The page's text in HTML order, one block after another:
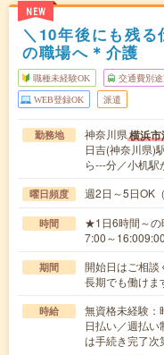
NEW
＼10年後にも残
の職場へ＊介護
職種未経験OK 交通費別途
WEB登録OK 派遣
勤務地 神奈川県横浜
日吉(神奈川県)
ら---分／小机
曜日頻度 週2日～5日OK
時間
★1日6時間～の
7:00～
期間
開始日はご相
長期でも働けま
時給
無資格未経験
日払い／週払
は手続き完了次